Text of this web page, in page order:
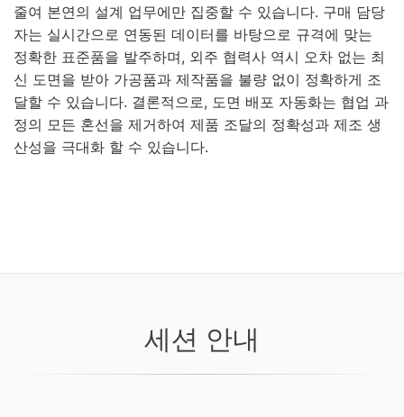
줄여 본연의 설계 업무에만 집중할 수 있습니다. 구매 담당
자는 실시간으로 연동된 데이터를 바탕으로 규격에 맞는
정확한 표준품을 발주하며, 외주 협력사 역시 오차 없는 최
신 도면을 받아 가공품과 제작품을 불량 없이 정확하게 조
달할 수 있습니다. 결론적으로, 도면 배포 자동화는 협업 과
정의 모든 혼선을 제거하여 제품 조달의 정확성과 제조 생
산성을 극대화 할 수 있습니다.
세션 안내